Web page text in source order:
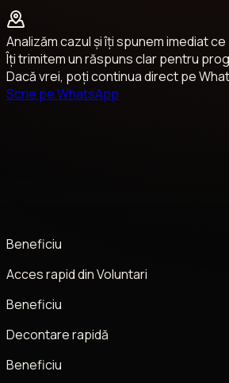
Analizăm cazul și îți spunem imediat
Îți trimitem un răspuns clar pentru
Dacă vrei, poți continua direct pe
Scrie pe WhatsApp
Beneficiu
Acces rapid din Voluntari
Beneficiu
Decontare rapidă
Beneficiu